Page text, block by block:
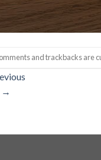
and trackbacks are
→